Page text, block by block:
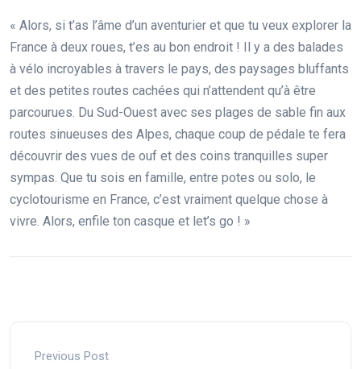
« Alors, si t’as l’âme d’un aventurier et que tu veux explorer la
France à deux roues, t’es au bon endroit ! Il y a des balades
à vélo incroyables à travers le pays, des paysages bluffants
et des petites routes cachées qui n’attendent qu’à être
parcourues. Du Sud-Ouest avec ses plages de sable fin aux
routes sinueuses des Alpes, chaque coup de pédale te fera
découvrir des vues de ouf et des coins tranquilles super
sympas. Que tu sois en famille, entre potes ou solo, le
cyclotourisme en France, c’est vraiment quelque chose à
vivre. Alors, enfile ton casque et let’s go ! »
Previous Post